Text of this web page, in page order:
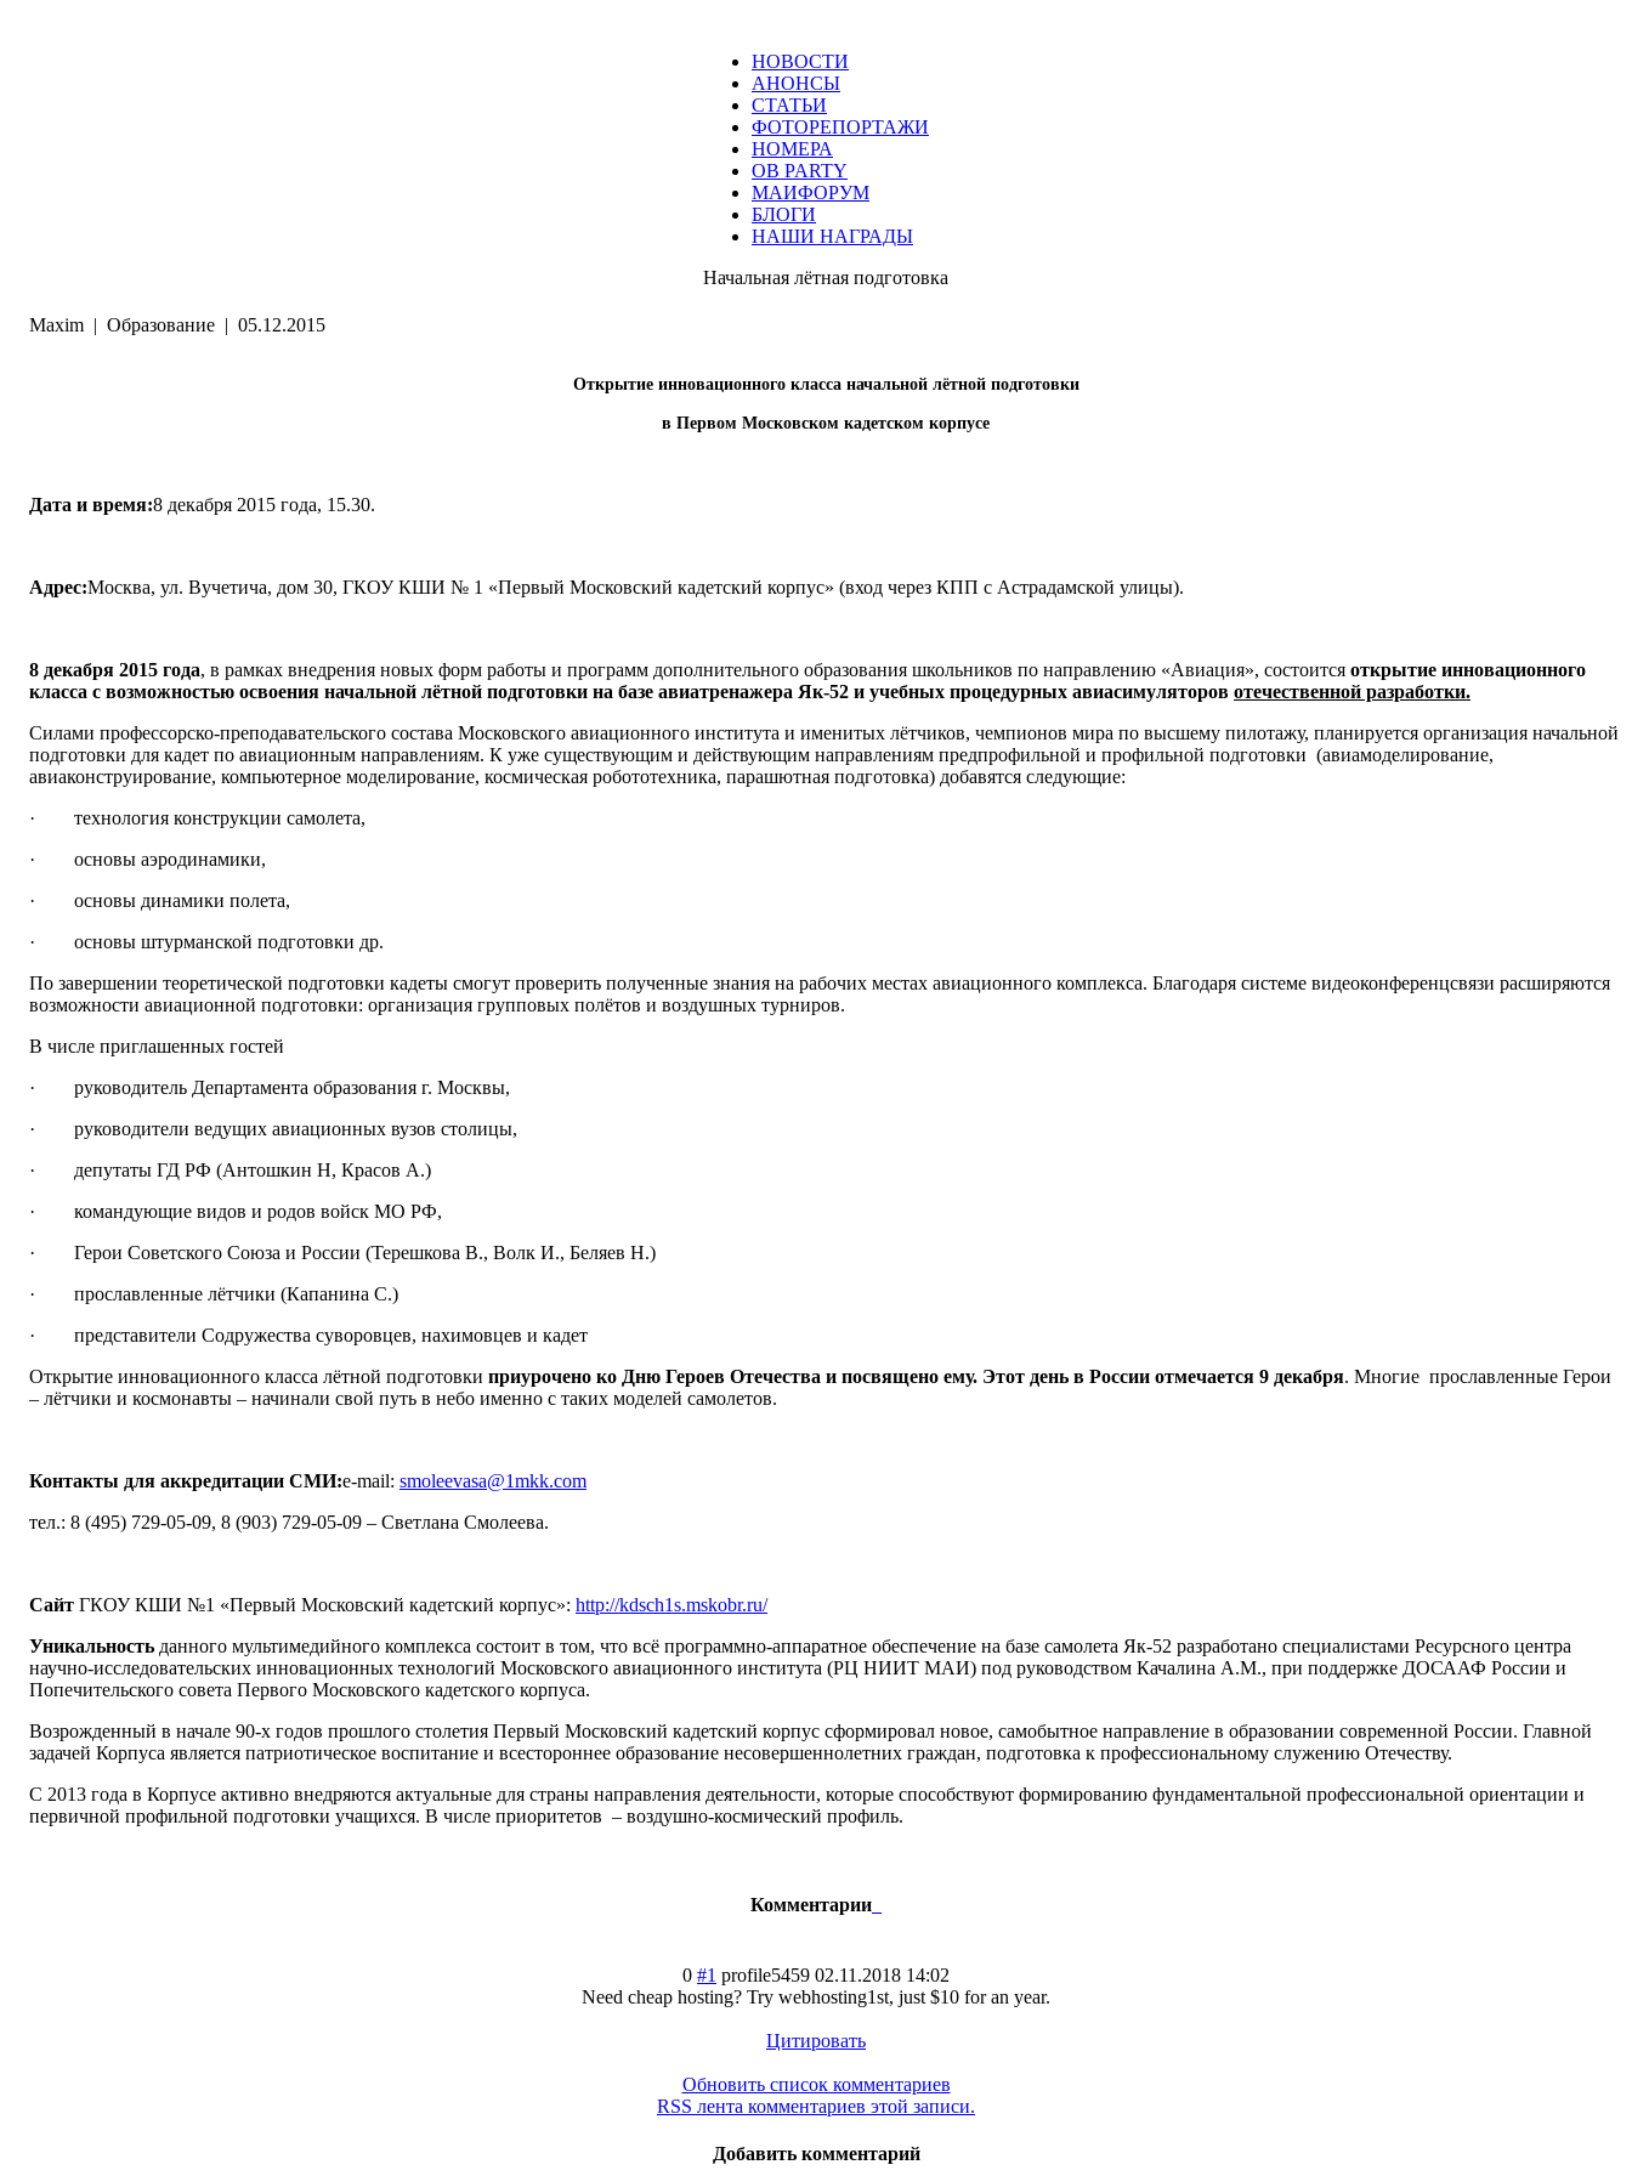
НОВОСТИ
АНОНСЫ
СТАТЬИ
ФОТОРЕПОРТАЖИ
НОМЕРА
ОВ PARTY
МАИФОРУМ
БЛОГИ
НАШИ НАГРАДЫ
Начальная лётная подготовка
Maxim | Образование | 05.12.2015
Открытие инновационного класса начальной лётной подготовки
в Первом Московском кадетском корпусе
Дата и время:8 декабря 2015 года, 15.30.
Адрес:Москва, ул. Вучетича, дом 30, ГКОУ КШИ № 1 «Первый Московский кадетский корпус» (вход через КПП с Астрадамской улицы).
8 декабря 2015 года, в рамках внедрения новых форм работы и программ дополнительного образования школьников по направлению «Авиация», состоится открытие инновационного
класса с возможностью освоения начальной лётной подготовки на базе авиатренажера Як-52 и учебных процедурных авиасимуляторов отечественной разработки.
Силами профессорско-преподавательского состава Московского авиационного института и именитых лётчиков, чемпионов мира по высшему пилотажу, планируется организация начальной
подготовки для кадет по авиационным направлениям. К уже существующим и действующим направлениям предпрофильной и профильной подготовки (авиамоделирование,
авиаконструирование, компьютерное моделирование, космическая робототехника, парашютная подготовка) добавятся следующие:
· технология конструкции самолета,
· основы аэродинамики,
· основы динамики полета,
· основы штурманской подготовки др.
По завершении теоретической подготовки кадеты смогут проверить полученные знания на рабочих местах авиационного комплекса. Благодаря системе видеоконференцсвязи расширяются
возможности авиационной подготовки: организация групповых полётов и воздушных турниров.
В числе приглашенных гостей
· руководитель Департамента образования г. Москвы,
· руководители ведущих авиационных вузов столицы,
· депутаты ГД РФ (Антошкин Н, Красов А.)
· командующие видов и родов войск МО РФ,
· Герои Советского Союза и России (Терешкова В., Волк И., Беляев Н.)
· прославленные лётчики (Капанина С.)
· представители Содружества суворовцев, нахимовцев и кадет
Открытие инновационного класса лётной подготовки приурочено ко Дню Героев Отечества и посвящено ему. Этот день в России отмечается 9 декабря. Многие прославленные Герои
– лётчики и космонавты – начинали свой путь в небо именно с таких моделей самолетов.
Контакты для аккредитации СМИ:e-mail: smoleevasa@1mkk.com
тел.: 8 (495) 729-05-09, 8 (903) 729-05-09 – Светлана Смолеева.
Сайт ГКОУ КШИ №1 «Первый Московский кадетский корпус»: http://kdsch1s.mskobr.ru/
Уникальность данного мультимедийного комплекса состоит в том, что всё программно-аппаратное обеспечение на базе самолета Як-52 разработано специалистами Ресурсного центра
научно-исследовательских инновационных технологий Московского авиационного института (РЦ НИИТ МАИ) под руководством Качалина А.М., при поддержке ДОСААФ России и
Попечительского совета Первого Московского кадетского корпуса.
Возрожденный в начале 90-х годов прошлого столетия Первый Московский кадетский корпус сформировал новое, самобытное направление в образовании современной России. Главной
задачей Корпуса является патриотическое воспитание и всестороннее образование несовершеннолетних граждан, подготовка к профессиональному служению Отечеству.
С 2013 года в Корпусе активно внедряются актуальные для страны направления деятельности, которые способствуют формированию фундаментальной профессиональной ориентации и
первичной профильной подготовки учащихся. В числе приоритетов – воздушно-космический профиль.
Комментарии
0 #1 profile5459 02.11.2018 14:02
Need cheap hosting? Try webhosting1st, just $10 for an year.
Цитировать
Обновить список комментариев
RSS лента комментариев этой записи.
Добавить комментарий